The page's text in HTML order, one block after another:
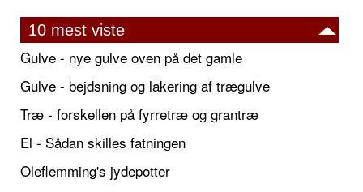
10 mest viste
Gulve - nye gulve oven på det gamle
Gulve - bejdsning og lakering af trægulve
Træ - forskellen på fyrretræ og grantræ
El - Sådan skilles fatningen
Oleflemming's jydepotter